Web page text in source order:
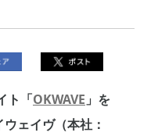
ト「OKWAVE 」を
ェイヴ（本社：